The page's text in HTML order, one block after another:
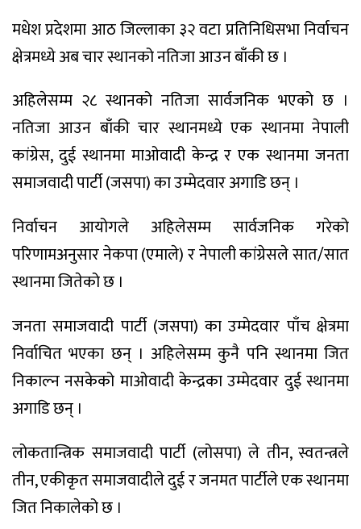
मधेश प्रदेशमा आठ जिल्लाका ३२ वटा प्रतिनिधिसभा निर्वाचन
क्षेत्रमध्ये अब चार स्थानको नतिजा आउन बाँकी छ ।
अहिलेसम्म २८ स्थानको नतिजा सार्वजनिक भएको छ ।
नतिजा आउन बाँकी चार स्थानमध्ये एक स्थानमा नेपाली
कांग्रेस, दुई स्थानमा माओवादी केन्द्र र एक स्थानमा जनता
समाजवादी पार्टी (जसपा) का उम्मेदवार अगाडि छन् ।
निर्वाचन आयोगले अहिलेसम्म सार्वजनिक गरेको
परिणामअनुसार नेकपा (एमाले) र नेपाली कांग्रेसले सात/सात
स्थानमा जितेको छ ।
जनता समाजवादी पार्टी (जसपा) का उम्मेदवार पाँच क्षेत्रमा
निर्वाचित भएका छन् । अहिलेसम्म कुनै पनि स्थानमा जित
निकाल्न नसकेको माओवादी केन्द्रका उम्मेदवार दुई स्थानमा
अगाडि छन् ।
लोकतान्त्रिक समाजवादी पार्टी (लोसपा) ले तीन, स्वतन्त्रले
तीन, एकीकृत समाजवादीले दुई र जनमत पार्टीले एक स्थानमा
जित निकालेको छ ।